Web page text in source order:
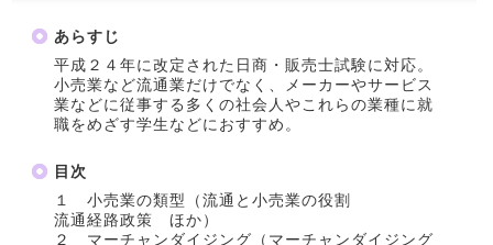
あらすじ
平成２４年に改定された日商・販売士試験に対応。
小売業など流通業だけでなく、メーカーやサービス
業などに従事する多くの社会人やこれらの業種に就
職をめざす学生などにおすすめ。
目次
１ 小売業の類型（流通と小売業の役割
流通経路政策 ほか）
２ マーチャンダイジング（マーチャンダイジング